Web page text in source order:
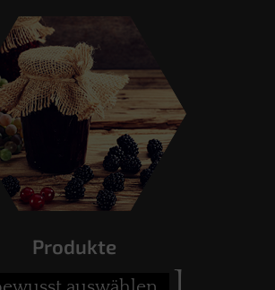
Produkte